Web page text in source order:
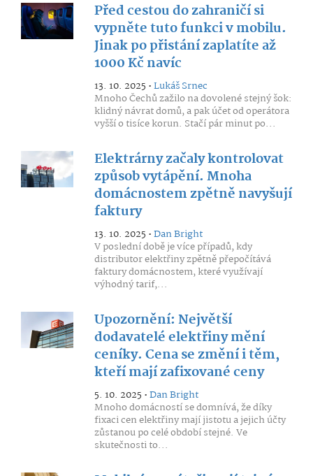
Před cestou do zahraničí si
vypněte tuto funkci v mobilu.
Jinak po přistání zaplatíte až
1000 Kč navíc
13. 10. 2025 •Lukáš Srnec
Mnoho Čechů zažilo na dovolené stejný šok:
klidný návrat domů, a pak účet od operátora
vyšší o tisíce korun. Stačí pár minut po...
Elektrárny začaly kontrolovat
způsob vytápění. Mnoha
domácnostem zpětně navyšují
faktury
13. 10. 2025 •Dan Bright
V poslední době je více případů, kdy
distributor elektřiny zpětně přepočítává
faktury domácnostem, které využívají
výhodný tarif,...
Upozornění: Největší
dodavatelé elektřiny mění
ceníky. Cena se změní i těm,
kteří mají zafixované ceny
5. 10. 2025 •Dan Bright
Mnoho domácností se domnívá, že díky
fixaci cen elektřiny mají jistotu a jejich účty
zůstanou po celé období stejné. Ve
skutečnosti to...